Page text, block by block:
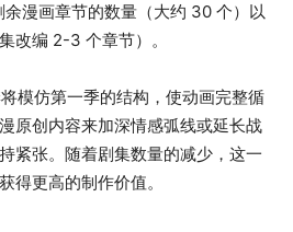
漫画章节的数量（大约 30 个）以
改编 2-3 个章节）。
模仿第一季的结构，使动画完整循
原创内容来加深情感弧线或延长战
紧张。随着剧集数量的减少，这一
得更高的制作价值。